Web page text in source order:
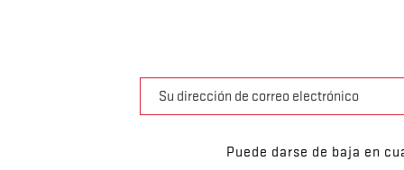
Puede darse de baja en